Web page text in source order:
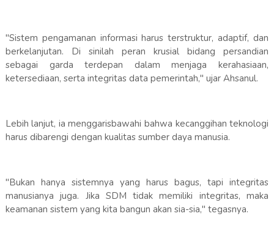
​"Sistem pengamanan informasi harus terstruktur, adaptif, dan
berkelanjutan. Di sinilah peran krusial bidang persandian
sebagai garda terdepan dalam menjaga kerahasiaan,
ketersediaan, serta integritas data pemerintah," ujar Ahsanul.
​Lebih lanjut, ia menggarisbawahi bahwa kecanggihan teknologi
harus dibarengi dengan kualitas sumber daya manusia.
"Bukan hanya sistemnya yang harus bagus, tapi integritas
manusianya juga. Jika SDM tidak memiliki integritas, maka
keamanan sistem yang kita bangun akan sia-sia," tegasnya.